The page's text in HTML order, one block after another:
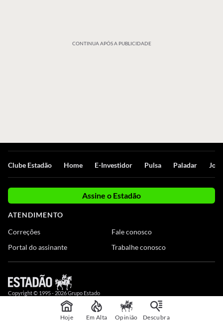
CONTINUA APÓS A PUBLICIDADE
Clube Estadão Home E-Investidor Pulsa Paladar
Assine o Estadão
ATENDIMENTO
Correções
Portal do assinante
Fale conosco
Trabalhe conosco
Copyright © 1995 - 2026Grupo Estado
Hoje Em Alta Opinião Descubra